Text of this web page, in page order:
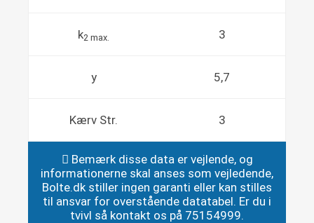
k2 max. 3
y 5,7
Kærv Str. 3
Bemærk disse data er vejlende, og
informationerne skal anses som vejledende,
Bolte.dk stiller ingen garanti eller kan stilles
til ansvar for overstående datatabel. Er du i
tvivl så kontakt os på 75154999.